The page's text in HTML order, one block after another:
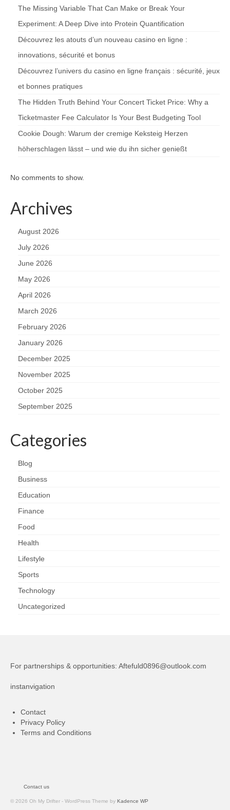
The Missing Variable That Can Make or Break Your
Experiment: A Deep Dive into Protein Quantification
Découvrez les atouts d’un nouveau casino en ligne :
innovations, sécurité et bonus
Découvrez l’univers du casino en ligne français : sécurité, jeux
et bonnes pratiques
The Hidden Truth Behind Your Concert Ticket Price: Why a
Ticketmaster Fee Calculator Is Your Best Budgeting Tool
Cookie Dough: Warum der cremige Keksteig Herzen
höherschlagen lässt – und wie du ihn sicher genießt
No comments to show.
Archives
August 2026
July 2026
June 2026
May 2026
April 2026
March 2026
February 2026
January 2026
December 2025
November 2025
October 2025
September 2025
Categories
Blog
Business
Education
Finance
Food
Health
Lifestyle
Sports
Technology
Uncategorized
For partnerships & opportunities: Aftefuld0896@outlook.com
instanvigation
Contact
Privacy Policy
Terms and Conditions
Contact us
© 2026 Oh My Drifter - WordPress Theme by Kadence WP